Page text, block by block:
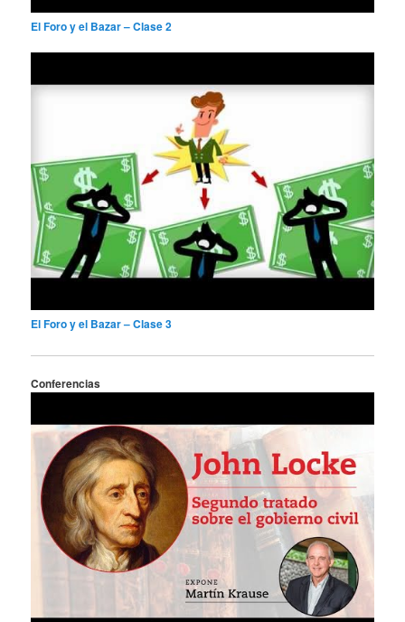
El Foro y el Bazar – Clase 2
El Foro y el Bazar – Clase 3
Conferencias